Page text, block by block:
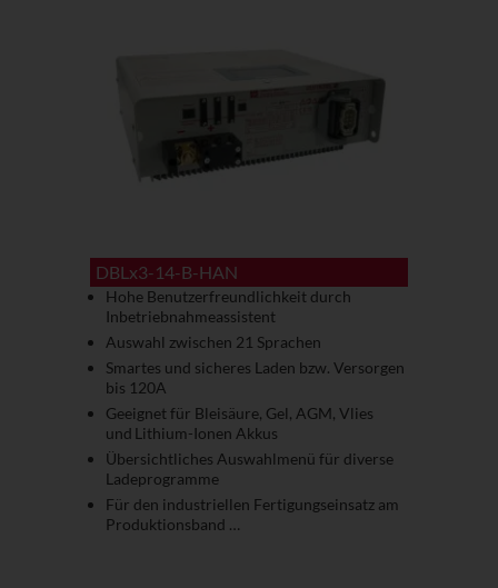
DBLx3-14-B-HAN
Hohe Benutzerfreundlichkeit durch
Inbetriebnahmeassistent
Auswahl zwischen 21 Sprachen
Smartes und sicheres Laden bzw. Versorgen
bis 120A
Geeignet für Bleisäure, Gel, AGM, Vlies
und Lithium-Ionen Akkus
Übersichtliches Auswahlmenü für diverse
Ladeprogramme
Für den industriellen Fertigungseinsatz am
Produktionsband …